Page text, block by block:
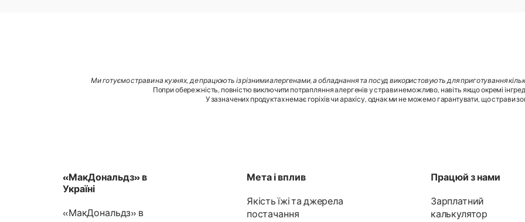
Ми готуємо страви на кухнях, де працюють із різними алергенами, а обладнання та посуд використовують для приготування
Попри обережність, повністю виключити потрапляння алергенів у страви неможливо, навіть якщо окремі
У зазначених продуктах немає горіхів чи арахісу, однак ми не можемо гарантувати, що страви
«МакДональдз» в
Україні
«МакДональдз» в
Мета і вплив
Якість їжі та джерела
постачання
Працюй з нами
Зарплатний
калькулятор